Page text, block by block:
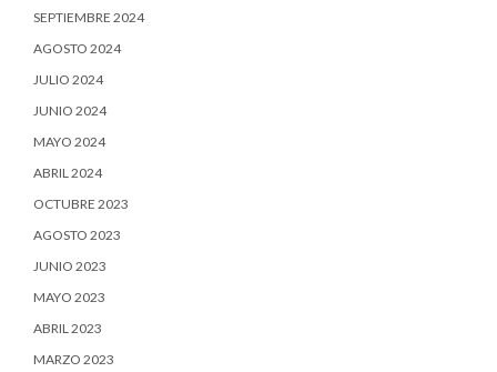
SEPTIEMBRE 2024
AGOSTO 2024
JULIO 2024
JUNIO 2024
MAYO 2024
ABRIL 2024
OCTUBRE 2023
AGOSTO 2023
JUNIO 2023
MAYO 2023
ABRIL 2023
MARZO 2023